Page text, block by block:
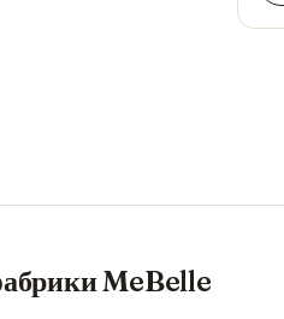
MeBelle